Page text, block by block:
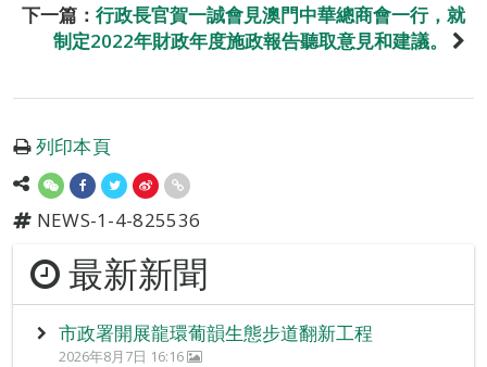
下一篇： 行政長官賀一誠會見澳門中華總商會一行，就
制定2022年財政年度施政報告聽取意見和建議。
列印本頁
NEWS-1-4-825536
最新新聞
市政署開展龍環葡韻生態步道翻新工程
2026年8月7日 16:16